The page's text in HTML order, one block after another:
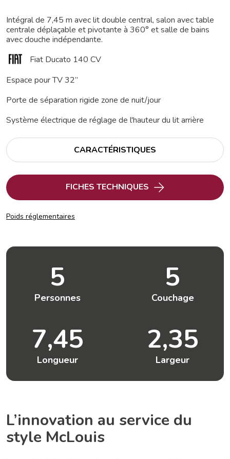
Intégral de 7,45 m avec lit double central, salon avec table
centrale déplaçable et pivotante à 360° et salle de bains
avec douche indépendante.
Fiat Ducato 140 CV
Espace pour TV 32’’
Porte de séparation rigide zone de nuit/jour
Système électrique de réglage de l'hauteur du lit arrière
CARACTÉRISTIQUES
FICHES TECHNIQUES
Poids réglementaires
5
Personnes
5
Couchage
7,45
Longueur
2,35
Largeur
L’innovation au service du
style McLouis